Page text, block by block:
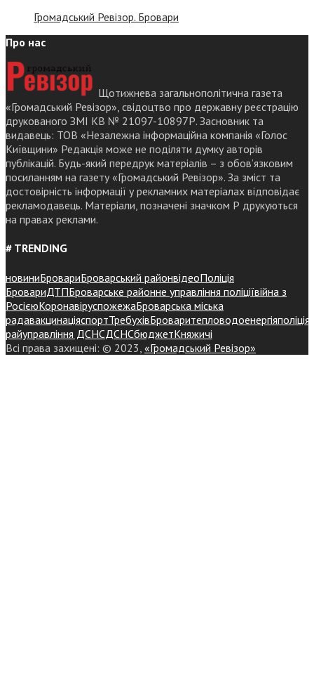
Громадський Ревізор. Бровари
Про нас
Щотижнева загальнополітична газета
«Громадський Ревізор», свідоцтво про державну реєстрацію
друкованого ЗМІ КВ № 21097-10897Р. Засновник та
видавець: ТОВ «Незалежна інформаційна компанія «Голос
Київщини» Редакція може не поділяти думку авторів
публікацій. Будь-який передрук матеріалів – з обов’язковим
посиланням на газету «Громадський Ревізор». За зміст та
достовірність інформації у рекламних матеріалах відповідає
рекламодавець. Матеріали, позначені значком Р друкуються
на правах реклами.
# TRENDING
новиниБровариБроварський районвідеоПоліція
БровариДТПБроварське районне управління поліціївійна з
РосієюКоронавіруспожежаБроварська міська
радавакцинаціяспортТребухівБроваритепловодоенергіяполіція
райуправління ДСНСДСНСбюджетКняжичі
Всі права захищені: © 2023, «Громадський Ревізор»